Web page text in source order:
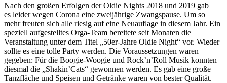
Nach den großen Erfolgen der Oldie Nights 2018 und 2019 gab
es leider wegen Corona eine zweijährige Zwangspause. Um so
mehr freuten sich alle riesig auf eine Neuauflage in diesem Jahr. Ein
speziell aufgestelltes Orga-Team bereitete seit Monaten die
Veranstaltung unter dem Titel „50er-Jahre Oldie Night“ vor. Wieder
sollte es eine tolle Party werden. Die Voraussetzungen waren
gegeben: Für die Boogie-Woogie und Rock’n’Roll Musik konnten
diesmal die „Shakin’Cats“ gewonnen werden. Es gab eine große
Tanzfläche und Speisen und Getränke waren von bester Qualität.